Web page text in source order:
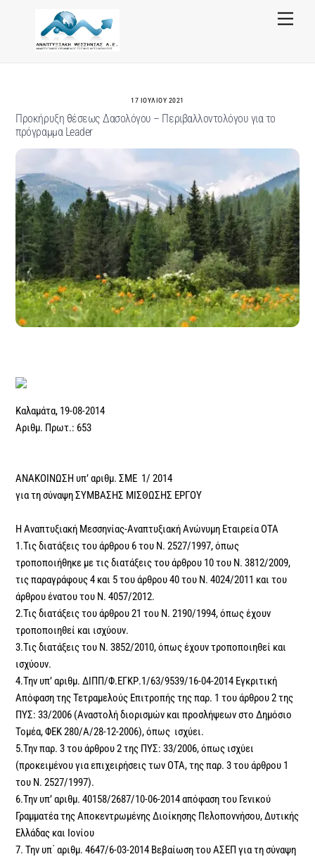
Menu
17 ΙΟΥΛΊΟΥ 2021
Προκήρυξη θέσεως Δασολόγου – Περιβαλλοντολόγου για το
πρόγραμμα Leader
Καλαμάτα, 19-08-2014
Αριθμ. Πρωτ.: 653
ΑΝΑΚΟΙΝΩΣΗ υπ’ αριθμ. ΣΜΕ 1/ 2014
για τη σύναψη ΣΥΜΒΑΣΗΣ ΜΙΣΘΩΣΗΣ ΕΡΓΟΥ
Η Αναπτυξιακή Μεσσηνίας-Αναπτυξιακή Ανώνυμη Εταιρεία ΟΤΑ
1.Τις διατάξεις του άρθρου 6 του Ν. 2527/1997, όπως
τροποποιήθηκε με τις διατάξεις του άρθρου 10 του Ν. 3812/2009,
τις παραγράφους 4 και 5 του άρθρου 40 του Ν. 4024/2011 και του
άρθρου ένατου του Ν. 4057/2012.
2.Τις διατάξεις του άρθρου 21 του Ν. 2190/1994, όπως έχουν
τροποποιηθεί και ισχύουν.
3.Τις διατάξεις του Ν. 3852/2010, όπως έχουν τροποποιηθεί και
ισχύουν.
4.Την υπ’ αριθμ. ΔΙΠΠ/Φ.ΕΓΚΡ.1/63/9539/16-04-2014 Εγκριτική
Απόφαση της Τετραμελούς Επιτροπής της παρ. 1 του άρθρου 2 της
ΠΥΣ: 33/2006 (Αναστολή διορισμών και προσλήψεων στο Δημόσιο
Τομέα, ΦΕΚ 280/Α/28-12-2006), όπως ισχύει.
5.Την παρ. 3 του άρθρου 2 της ΠΥΣ: 33/2006, όπως ισχύει
(προκειμένου για επιχειρήσεις των ΟΤΑ, της παρ. 3 του άρθρου 1
του Ν. 2527/1997).
6.Την υπ’ αριθμ. 40158/2687/10-06-2014 απόφαση του Γενικού
Γραμματέα της Αποκεντρωμένης Διοίκησης Πελοποννήσου, Δυτικής
Ελλάδας και Ιονίου
7. Την υπ΄ αριθμ. 4647/6-03-2014 Βεβαίωση του ΑΣΕΠ για τη σύναψη